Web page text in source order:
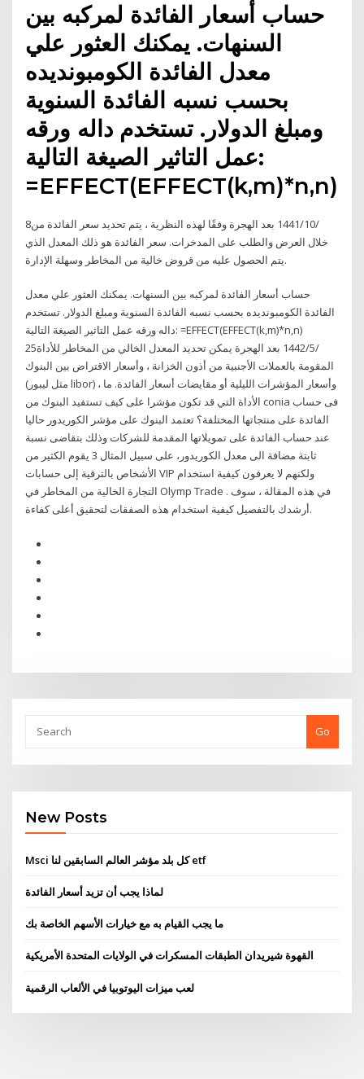
حساب أسعار الفائدة لمركبه بين
السنهات. يمكنك العثور علي
معدل الفائدة الكومبونديده
بحسب نسبه الفائدة السنوية
ومبلغ الدولار. تستخدم داله ورقه
عمل التاثير الصيغة التالية:
=EFFECT(EFFECT(k,m)*n,n)
8‏‏/10‏‏/1441 بعد الهجرة وفقًا لهذه النظرية ، يتم تحديد سعر الفائدة من
خلال العرض والطلب على المدخرات. سعر الفائدة هو ذلك المعدل الذي
يتم الحصول عليه من قروض خالية من المخاطر وسهلة الإدارة.
حساب أسعار الفائدة لمركبه بين السنهات. يمكنك العثور علي معدل
الفائدة الكومبونديده بحسب نسبه الفائدة السنوية ومبلغ الدولار. تستخدم
داله ورقه عمل التاثير الصيغة التالية: =EFFECT(EFFECT(k,m)*n,n)
25‏‏/5‏‏/1442 بعد الهجرة يمكن تحديد المعدل الخالي من المخاطر للأداة
المقومة بالعملات الأجنبية من أذون الخزانة ، وأسعار الاقتراض بين البنوك
(مثل ليبور libor) ، وأسعار المؤشرات الليلية أو مقايضات أسعار الفائدة. ما
الأداة التي قد تكون مؤشرا على كيف تستفيد البنوك من conia فى حساب
الفائدة على منتجاتها المختلفة؟ تعتمد البنوك على مؤشر الكوريدور حاليا
عند حساب الفائدة على تمويلاتها المقدمة للشركات وذلك بتقاضى نسبة
ثابتة مضافة الى معدل الكوريدور، على سبيل المثال 3 يقوم الكثير من
الأشخاص بالترقية إلى حسابات VIP ولكنهم لا يعرفون كيفية استخدام
التجارة الخالية من المخاطر في Olymp Trade . في هذه المقالة ، سوف
أرشدك بالتفصيل كيفية استخدام هذه الصفقات لتحقيق أعلى كفاءة.
Go
New Posts
Msci كل بلد مؤشر العالم السابقين لنا etf
لماذا يجب أن تزيد أسعار الفائدة
ما يجب القيام به مع خيارات الأسهم الخاصة بك
القهوة شيريدان الطبقات المسكرات في الولايات المتحدة الأمريكية
لعب ميزات اليوتوبيا في الألعاب الرقمية